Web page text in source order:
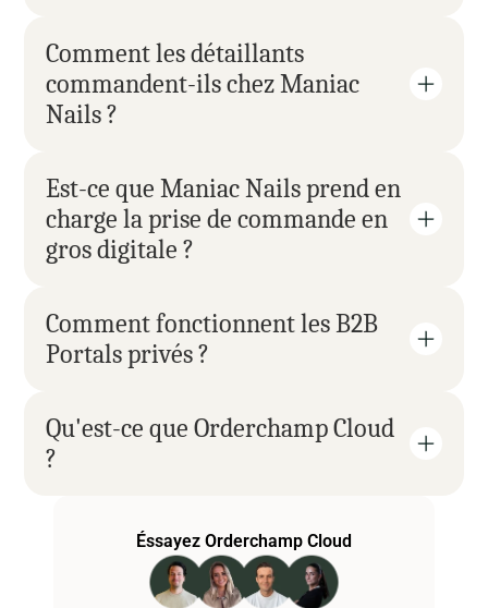
Comment les détaillants
commandent-ils chez Maniac
Nails ?
Est-ce que Maniac Nails prend en
charge la prise de commande en
gros digitale ?
Comment fonctionnent les B2B
Portals privés ?
Qu'est-ce que Orderchamp Cloud
?
Éssayez Orderchamp Cloud